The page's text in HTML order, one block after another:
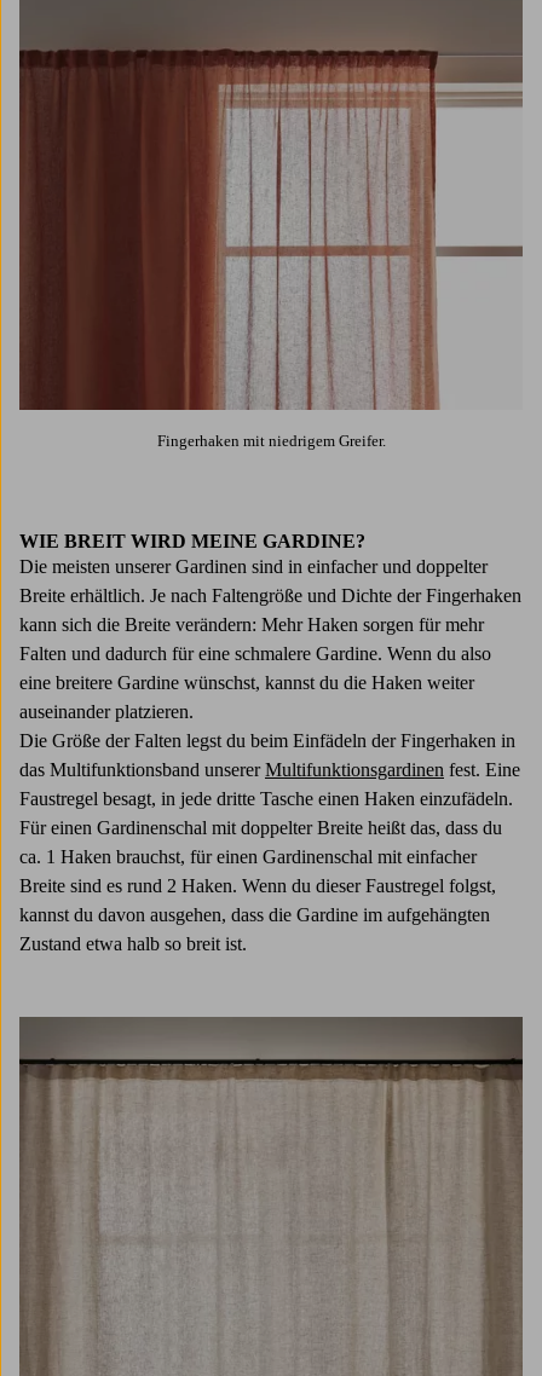
Fingerhaken mit niedrigem Greifer.
WIE BREIT WIRD MEINE GARDINE?
Die meisten unserer Gardinen sind in einfacher und doppelter
Breite erhältlich. Je nach Faltengröße und Dichte der Fingerhaken
kann sich die Breite verändern: Mehr Haken sorgen für mehr
Falten und dadurch für eine schmalere Gardine. Wenn du also
eine breitere Gardine wünschst, kannst du die Haken weiter
auseinander platzieren.
Die Größe der Falten legst du beim Einfädeln der Fingerhaken in
das Multifunktionsband unsererMultifunktionsgardinen fest. Eine
Faustregel besagt, in jede dritte Tasche einen Haken einzufädeln.
Für einen Gardinenschal mit doppelter Breite heißt das, dass du
ca. 1 Haken brauchst, für einen Gardinenschal mit einfacher
Breite sind es rund 2 Haken. Wenn du dieser Faustregel folgst,
kannst du davon ausgehen, dass die Gardine im aufgehängten
Zustand etwa halb so breit ist.